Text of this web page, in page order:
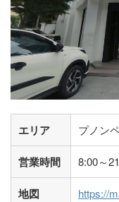
エリア プノン
営業時間 8:00～
地図 https://